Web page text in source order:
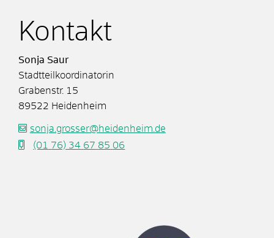
Kontakt
Sonja Saur
Stadtteilkoordinatorin
Grabenstr. 15
89522 Heidenheim
sonja.grosser@heidenheim.de
(01 76) 34 67 85 06